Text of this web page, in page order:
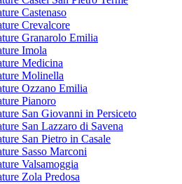
Castenaso
Crevalcore
Granarolo Emilia
Imola
Medicina
Molinella
Ozzano Emilia
Pianoro
San Giovanni in Persiceto
San Lazzaro di Savena
San Pietro in Casale
Sasso Marconi
Valsamoggia
Zola Predosa